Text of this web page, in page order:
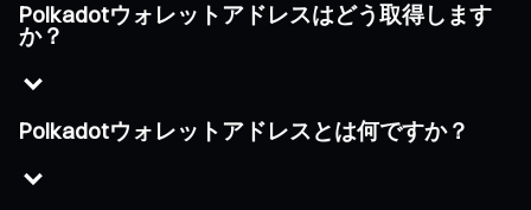
Polkadotウォレットアドレスはどう取得します
か？
Polkadotウォレットアドレスとは何ですか？